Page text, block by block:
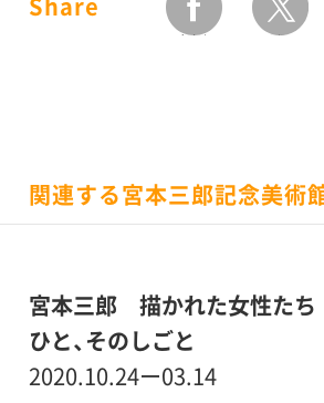
Share
関連する宮本三郎記念美術
宮本三郎 描かれた女性た
ひと、そのしごと
2020.10.24ー03.14